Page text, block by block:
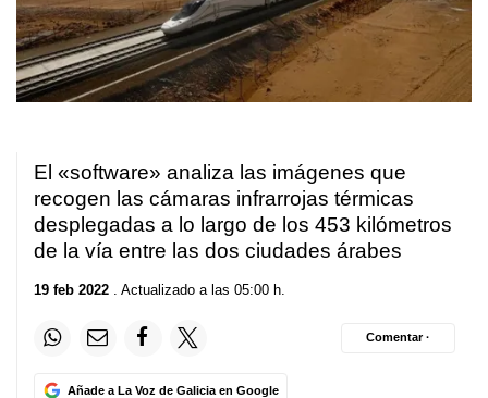
El «software» analiza las imágenes que
recogen las cámaras infrarrojas térmicas
desplegadas a lo largo de los 453 kilómetros
de la vía entre las dos ciudades árabes
19 feb 2022 . Actualizado a las 05:00 h.
Añade a La Voz de Galicia en Google
Comentar ·